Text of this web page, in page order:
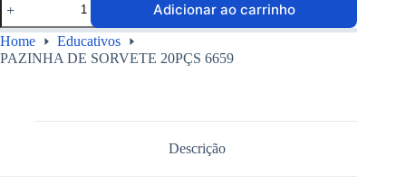
Adicionar ao carrinho
Home
Educativos
PAZINHA DE SORVETE 20PÇS 6659
Descrição